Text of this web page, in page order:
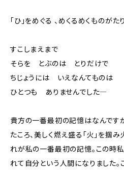
「ひ」をめぐる 、めくるめくものがたり
すこしまえまで
そらを とぶのは とりだけで
ちじょうには いえなんてものは
ひとつも ありませんでした―
貴方の一番最初の記憶はなんです
たころ、美しく燃え盛る「火」を掴
れが私の一番最初の記憶。この時
れて自分という人間になりました